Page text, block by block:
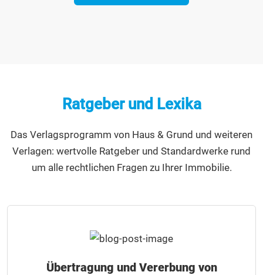
Ratgeber und Lexika
Das Verlagsprogramm von Haus & Grund und weiteren
Verlagen: wertvolle Ratgeber und Standardwerke rund
um alle rechtlichen Fragen zu Ihrer Immobilie.
Übertragung und Vererbung von